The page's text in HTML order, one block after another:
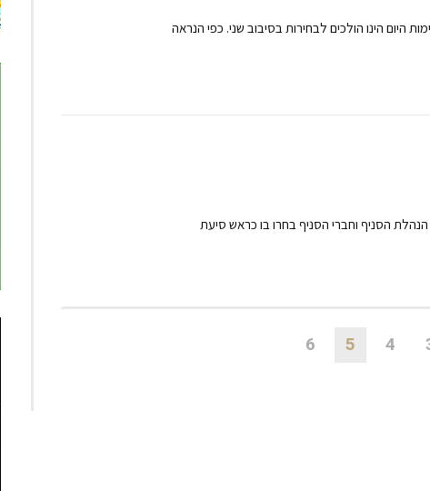
היום הינו הולכים לבחירות בסיבוב שני. כפי הנראה
הנהלת הסניף וחברי הסניף בחרו בו כראש סיעת
4
5
6